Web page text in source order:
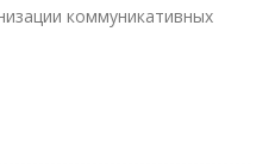
коммуникативных